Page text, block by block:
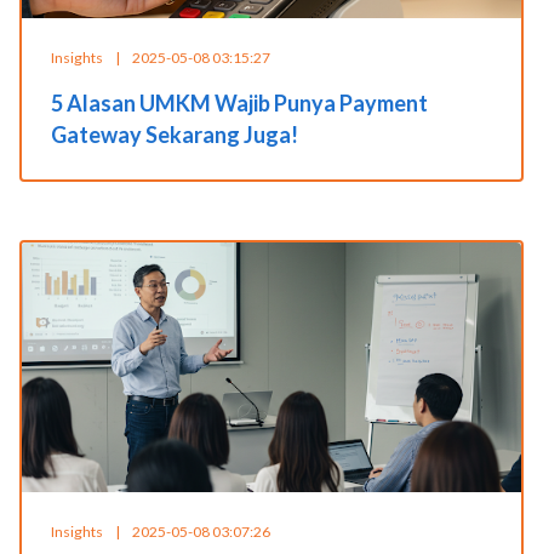
Insights | 2025-05-08 03:15:27
5 Alasan UMKM Wajib Punya Payment
Gateway Sekarang Juga!
Insights | 2025-05-08 03:07:26